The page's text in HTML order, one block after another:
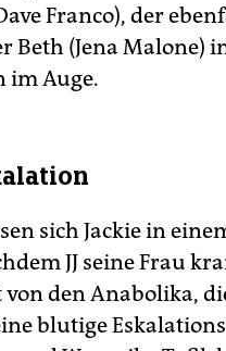
Franco), der
Beth (Jena
im Auge.
sich Jackie in
JJ seine Frau
den Anabolika,
blutige